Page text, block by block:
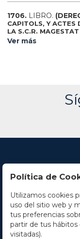
1706. LIBRO.
CAPITOLS, Y ACTES
LA S.C.R.
CARLOS III REY DE
Ver más
Contacto
Horario
La empresa
Política de
Utilizamos cookies
uso del sitio web y
tus preferencias
partir de tus
visitadas).